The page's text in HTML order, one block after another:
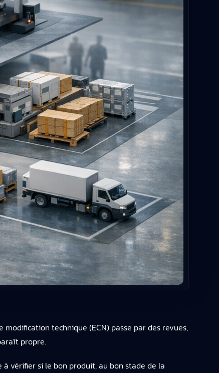
technique (ECN) passe par des revues,
propre.
à vérifier si le bon produit, au bon stade de la